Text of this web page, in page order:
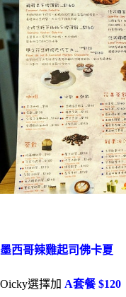
墨西哥辣雞起司佛卡夏
Oicky選擇加 A套餐 $120